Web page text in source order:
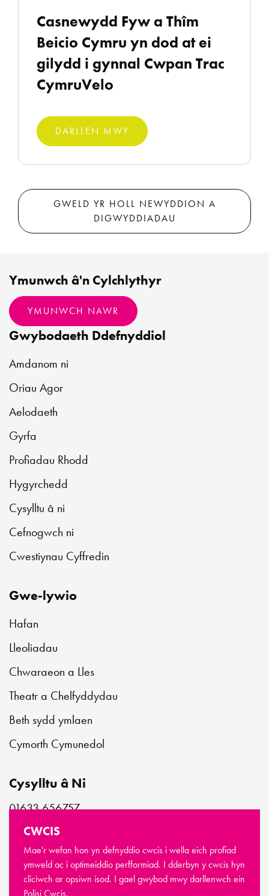
Casnewydd Fyw a Thîm
Beicio Cymru yn dod at ei
gilydd i gynnal Cwpan Trac
CymruVelo
DARLLEN MWY
GWELD YR HOLL NEWYDDION A
DIGWYDDIADAU
Gwybodaeth Ddefnyddiol
Amdanom ni
Oriau Agor
Aelodaeth
Gyrfa
Profiadau Rhodd
Hygyrchedd
Cysylltu â ni
Cefnogwch ni
Cwestiynau Cyffredin
Gwe-lywio
Hafan
Lleoliadau
Chwaraeon a Lles
Theatr a Chelfyddydau
Beth sydd ymlaen
Cymorth Cymunedol
Cysylltu â Ni
01633 656757
customerservice@newportlive.co.uk
Ymunwch â'n Cylchlythyr
YMUNWCH NAWR
© Hawlfraint Newport Live 2026
CWCIS
Mae'r wefan hon yn defnyddio cwcis i wella eich profiad
ymweld ac i optimeiddio perfformiad. I dderbyn y cwcis hyn
cliciwch ar opsiwn isod. I gael gwybod mwy darllenwch ein
Polisi Cwcis.